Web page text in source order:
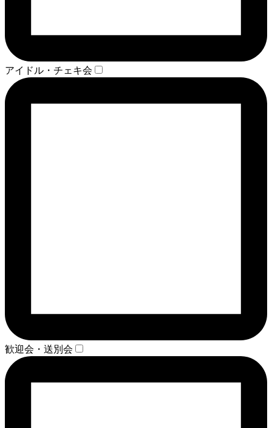
アイドル・チェキ会
歓迎会・送別会